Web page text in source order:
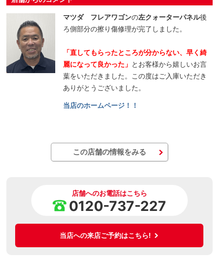
マツダ フレアワゴンの左クォーターパネル後
ろ側部分の擦り傷修理が完了しました。
「直してもらったところが分からない、早く綺
麗になって良かった」 とお客様から嬉しいお言
葉をいただきました。この度はご入庫いただき
ありがとうございました。
当店のホームページ！！
この店舗の情報をみる
店舗へのお電話はこちら
0120-737-227
当店への来店ご予約はこちら!